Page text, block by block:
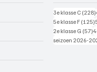
3e klasse C (228)
5e klasse F (125)
2e klasse G (57)
seizoen 2026-